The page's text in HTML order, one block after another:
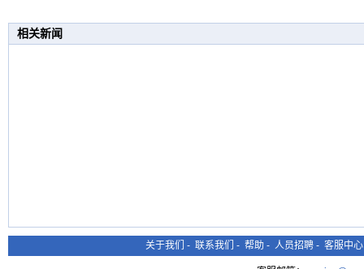
相关新闻
关于我们 - 联系我们 - 帮助 - 人员招聘 - 客服中心